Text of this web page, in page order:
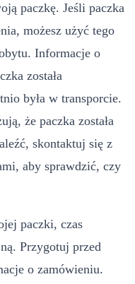
paczkę. Jeśli paczka
możesz użyć tego
Informacje o
została
była w transporcie.
że paczka została
skontaktuj się z
aby sprawdzić, czy
paczki, czas
Przygotuj przed
o zamówieniu.